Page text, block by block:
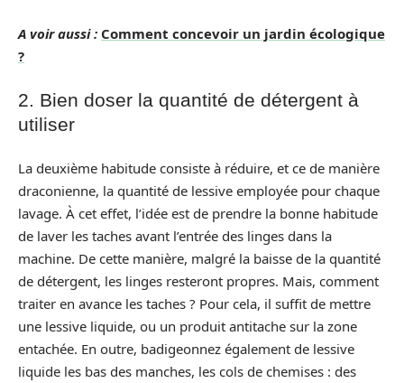
A voir aussi : Comment concevoir un jardin écologique
?
2. Bien doser la quantité de détergent à
utiliser
La deuxième habitude consiste à réduire, et ce de manière
draconienne, la quantité de lessive employée pour chaque
lavage. À cet effet, l’idée est de prendre la bonne habitude
de laver les taches avant l’entrée des linges dans la
machine. De cette manière, malgré la baisse de la quantité
de détergent, les linges resteront propres. Mais, comment
traiter en avance les taches ? Pour cela, il suffit de mettre
une lessive liquide, ou un produit antitache sur la zone
entachée. En outre, badigeonnez également de lessive
liquide les bas des manches, les cols de chemises : des